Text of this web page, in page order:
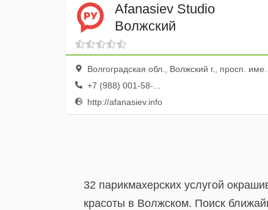
Afanasiev Studio
Волжский
Волгоградская обл., Волжский г., просп. имени Ленина, 32
+7 (988) 001-58-...
http://afanasiev.info
32 парикмахерских услугой
красоты в Волжском. Поиск